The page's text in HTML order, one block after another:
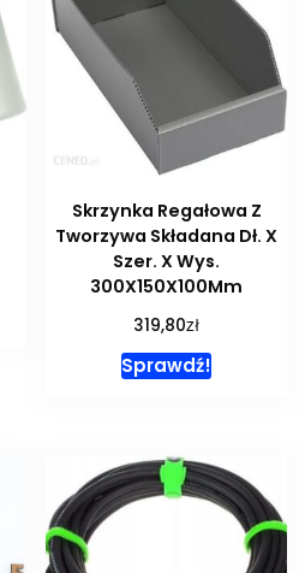
Skrzynka Regałowa Z
Tworzywa Składana Dł. X
Szer. X Wys.
300X150X100Mm
319,80zł
Sprawdź!